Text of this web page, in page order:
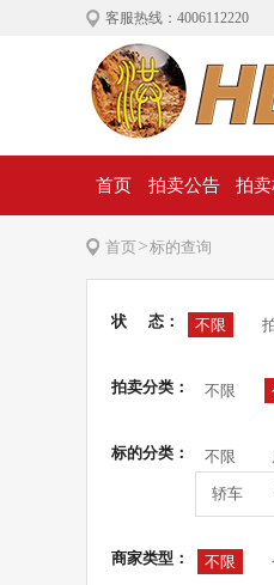
客服热线：4006112220
首页 拍卖公告 拍
首页>标的查询
状 态： 不限
拍卖分类： 不限
标的分类： 不限
轿车
商家类型： 不限